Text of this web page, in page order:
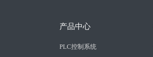
产品中心
PLC控制系统